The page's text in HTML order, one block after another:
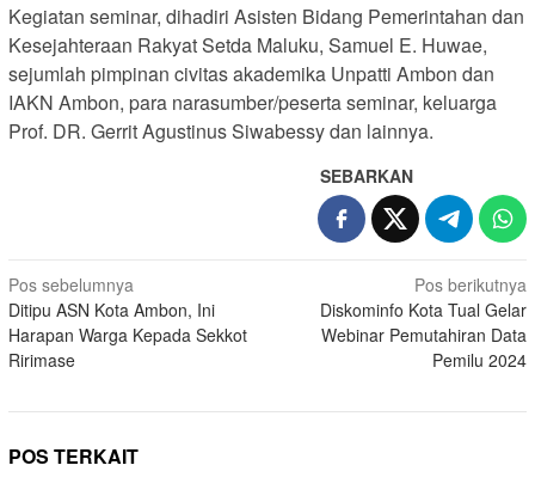
Kegiatan seminar, dihadiri Asisten Bidang Pemerintahan dan
Kesejahteraan Rakyat Setda Maluku, Samuel E. Huwae,
sejumlah pimpinan civitas akademika Unpatti Ambon dan
IAKN Ambon, para narasumber/peserta seminar, keluarga
Prof. DR. Gerrit Agustinus Siwabessy dan lainnya.
SEBARKAN
Navigasi
pos
Pos sebelumnya
Ditipu ASN Kota Ambon, Ini
Harapan Warga Kepada Sekkot
Ririmase
Pos berikutnya
Diskominfo Kota Tual Gelar
Webinar Pemutahiran Data
Pemilu 2024
POS TERKAIT